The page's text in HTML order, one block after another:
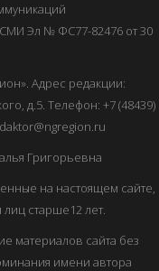
Эл № ФС77-82476 от 30
Адрес редакции:
д.5. Телефон: +7 (48439)
Григорьевна
на настоящем сайте,
старше12 лет.
материалов сайта без
имени автора